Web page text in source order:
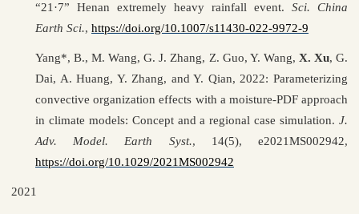
“21·7” Henan extremely heavy rainfall event. Sci. China
Earth Sci., https://doi.org/10.1007/s11430-022-9972-9
Yang*, B., M. Wang, G. J. Zhang, Z. Guo, Y. Wang, X. Xu, G.
Dai, A. Huang, Y. Zhang, and Y. Qian, 2022: Parameterizing
convective organization effects with a moisture-PDF approach
in climate models: Concept and a regional case simulation. J.
Adv. Model. Earth Syst., 14(5), e2021MS002942,
https://doi.org/10.1029/2021MS002942
2021